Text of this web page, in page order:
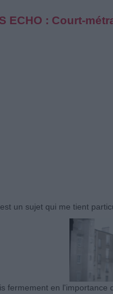
ECHO : Court-
un sujet qui me tient
fermement en l'importance